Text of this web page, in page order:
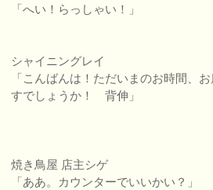
「へい！らっしゃい！」
シャイニングレイ
「こんばんは！ただいまのお時間、
すでしょうか！ 背伸」
焼き鳥屋 店主シゲ
「ああ。カウンターでいいかい？」